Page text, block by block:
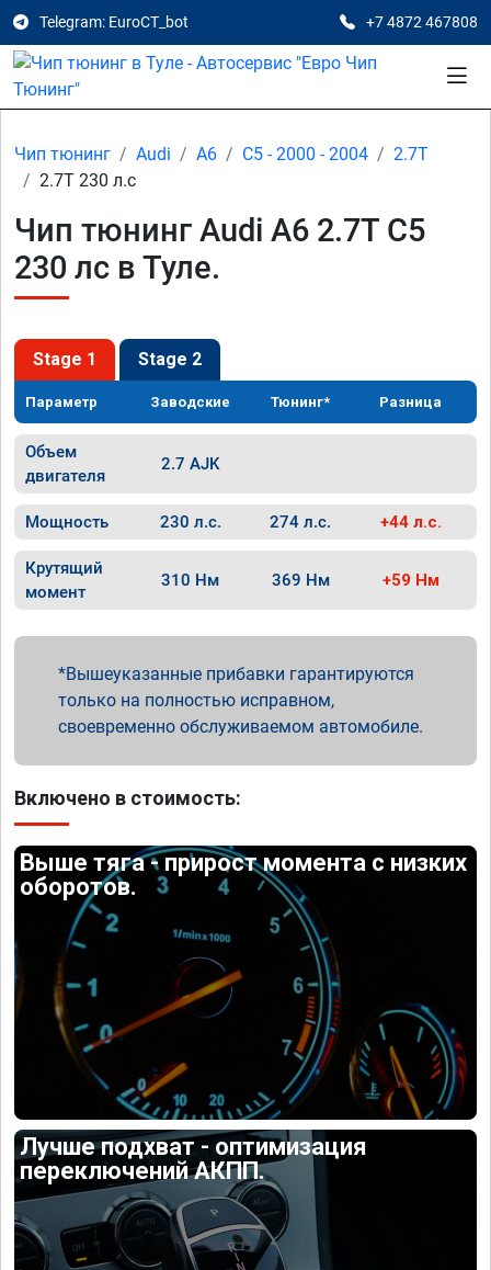
Telegram: EuroCT_bot +7 4872 467808
Чип тюнинг Audi A6 C5 - 2000 - 2004
2.7T
2.7T 230 л.с
Чип тюнинг Audi A6 2.7T C5
230 лс в Туле.
Stage 1 Stage 2
Параметр Заводские Тюнинг* Разница
Объем
двигателя
2.7 AJK
Мощность 230 л.с. 274 л.с. +44 л.с.
Крутящий
момент
310 Нм 369 Нм +59 Нм
Вышеуказанные прибавки гарантируются
только на полностью исправном,
своевременно обслуживаемом автомобиле.
Включено в стоимость:
Выше тяга - прирост момента с низких
оборотов.
Лучше подхват - оптимизация
переключений АКПП.